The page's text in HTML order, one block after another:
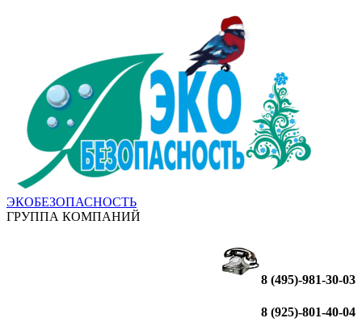
ЭКОБЕЗОПАСНОСТЬ
ГРУППА КОМПАНИЙ
8 (495)-981-30-03
8 (925)-801-40-04